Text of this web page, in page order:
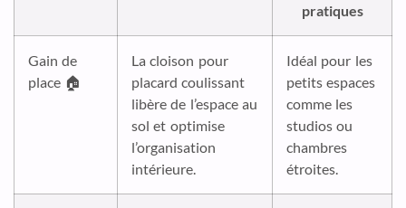
pratiques
Gain de
place 🏠
La cloison pour
placard coulissant
libère de l’espace au
sol et optimise
l’organisation
intérieure.
Idéal pour les
petits espaces
comme les
studios ou
chambres
étroites.